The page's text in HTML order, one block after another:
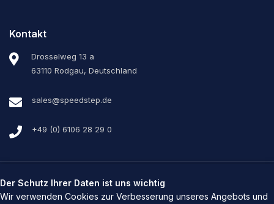
Kontakt
Drosselweg 13 a
63110 Rodgau, Deutschland
sales@speedstep.de
+49 (0) 6106 28 29 0
© Copyright Speed Step 2025
Der Schutz Ihrer Daten ist uns wichtig
Wir verwenden Cookies zur Verbesserung unseres Angebots und